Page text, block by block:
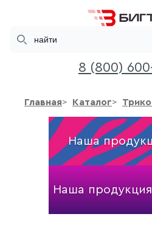
8 (800)
Главная Каталог
Наша
Наша